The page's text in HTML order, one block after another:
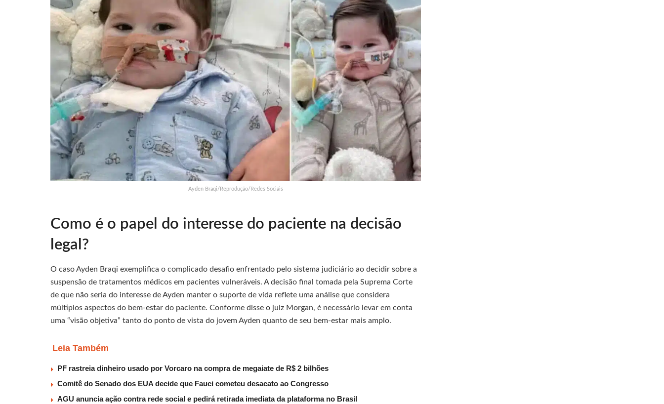
Ayden Braqi/Reprodução/Redes Sociais
Como é o papel do interesse do paciente na decisão
legal?
O caso Ayden Braqi exemplifica o complicado desafio enfrentado pelo sistema judiciário ao decidir sobre a
suspensão de tratamentos médicos em pacientes vulneráveis. A decisão final tomada pela Suprema Corte
de que não seria do interesse de Ayden manter o suporte de vida reflete uma análise que considera
múltiplos aspectos do bem-estar do paciente. Conforme disse o juiz Morgan, é necessário levar em conta
uma “visão objetiva” tanto do ponto de vista do jovem Ayden quanto de seu bem-estar mais amplo.
Leia Também
PF rastreia dinheiro usado por Vorcaro na compra de megaiate de R$ 2 bilhões
Comitê do Senado dos EUA decide que Fauci cometeu desacato ao Congresso
AGU anuncia ação contra rede social e pedirá retirada imediata da plataforma no Brasil